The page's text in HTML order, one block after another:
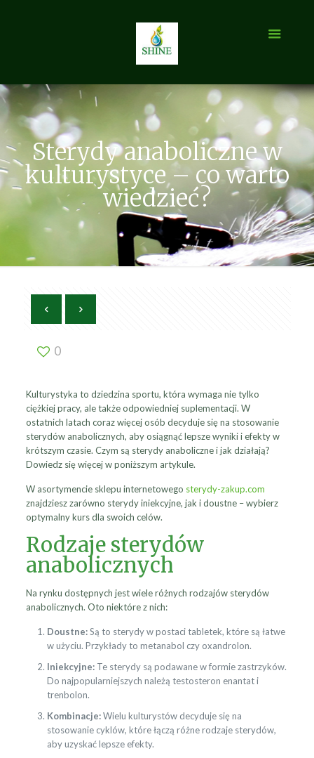
Sterydy anaboliczne w
kulturystyce – co warto
wiedzieć?
0
Kulturystyka to dziedzina sportu, która wymaga nie tylko
ciężkiej pracy, ale także odpowiedniej suplementacji. W
ostatnich latach coraz więcej osób decyduje się na stosowanie
sterydów anabolicznych, aby osiągnąć lepsze wyniki i efekty w
krótszym czasie. Czym są sterydy anaboliczne i jak działają?
Dowiedz się więcej w poniższym artykule.
W asortymencie sklepu internetowego sterydy-zakup.com
znajdziesz zarówno sterydy iniekcyjne, jak i doustne – wybierz
optymalny kurs dla swoich celów.
Rodzaje sterydów
anabolicznych
Na rynku dostępnych jest wiele różnych rodzajów sterydów
anabolicznych. Oto niektóre z nich:
Doustne:Są to sterydy w postaci tabletek, które są łatwe
w użyciu. Przykłady to metanabol czy oxandrolon.
Iniekcyjne: Te sterydy są podawane w formie zastrzyków.
Do najpopularniejszych należą testosteron enantat i
trenbolon.
Kombinacje:Wielu kulturystów decyduje się na
stosowanie cyklów, które łączą różne rodzaje sterydów,
aby uzyskać lepsze efekty.